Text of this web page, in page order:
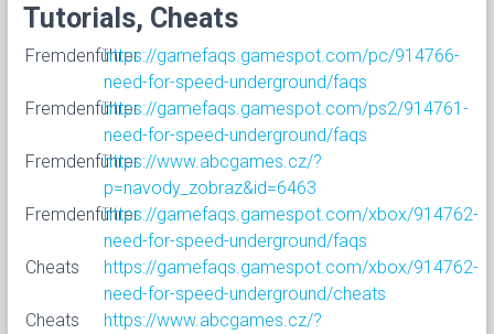
Tutorials, Cheats
Fremdenführerhttps://gamefaqs.gamespot.com/pc/914766-
need-for-speed-underground/faqs
Fremdenführerhttps://gamefaqs.gamespot.com/ps2/914761-
need-for-speed-underground/faqs
Fremdenführerhttps://www.abcgames.cz/?
p=navody_zobraz&id=6463
Fremdenführerhttps://gamefaqs.gamespot.com/xbox/914762-
need-for-speed-underground/faqs
Cheats
https://gamefaqs.gamespot.com/xbox/914762-
need-for-speed-underground/cheats
Cheats
https://www.abcgames.cz/?